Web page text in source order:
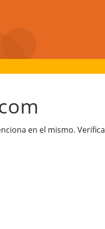
en el mismo. Verifica